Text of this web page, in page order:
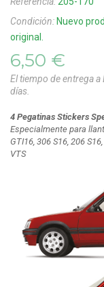
Condición: Nuevo
original.
6,50 €
El tiempo de entrega
días.
4 Pegatinas Stickers
Especialmente para
GTI16, 306 S16, 206
VTS